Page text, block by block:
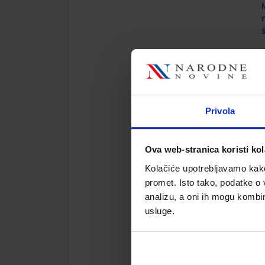
Privola
Ova web-stranica koristi
Kolačiće upotrebljavamo
promet. Isto tako, podatke
analizu, a oni ih mogu
usluge.